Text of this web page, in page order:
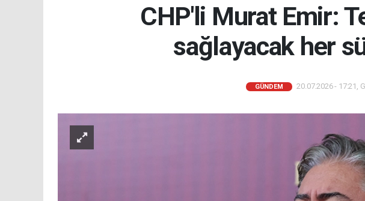
CHP'li Murat Emir:
sağlayacak her
GÜNDEM 20.07.2026 - 17:21,